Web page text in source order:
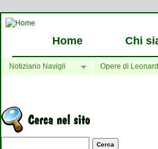
Home Chi
Notiziario Navigli Opere di
Maschera di ricerca